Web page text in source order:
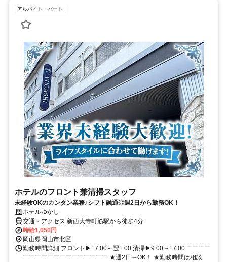
アルバイト・パート
ホテルのフロント兼清掃スタッフ
未経験OKのカンタン業務♪シフト融通◎週2日から勤務OK！
ホテルゆかし
交通・アクセス 新西大寺町筋駅から徒歩4分
時給1,050円
岡山県岡山市北区
勤務時間詳細 フロント▶17:00～翌1:00 清掃▶9:00～17:00 ￣￣￣￣
￣￣￣￣￣￣￣￣￣￣￣￣￣￣ ★週2日～OK！ ★勤務時間は相談